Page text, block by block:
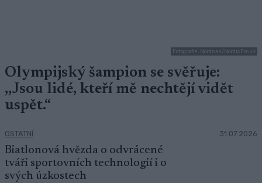
Fotografie: Nordnes/NordicFocus
Olympijský šampion se svěřuje:
,,Jsou lidé, kteří mě nechtějí vidět
uspět.“
OSTATNÍ 31.07.2026
Biatlonová hvězda o odvrácené
tváři sportovních technologií i o
svých úzkostech